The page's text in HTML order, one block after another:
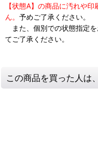
【状態A】の商品に汚れや
ん。 予めご了承ください。
また、個別での状態指定
てご了承ください。
この商品を買った人は